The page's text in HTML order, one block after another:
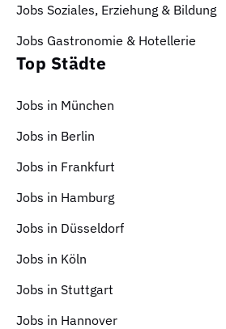
Jobs Soziales, Erziehung & Bildung
Jobs Gastronomie & Hotellerie
Top Städte
Jobs in München
Jobs in Berlin
Jobs in Frankfurt
Jobs in Hamburg
Jobs in Düsseldorf
Jobs in Köln
Jobs in Stuttgart
Jobs in Hannover